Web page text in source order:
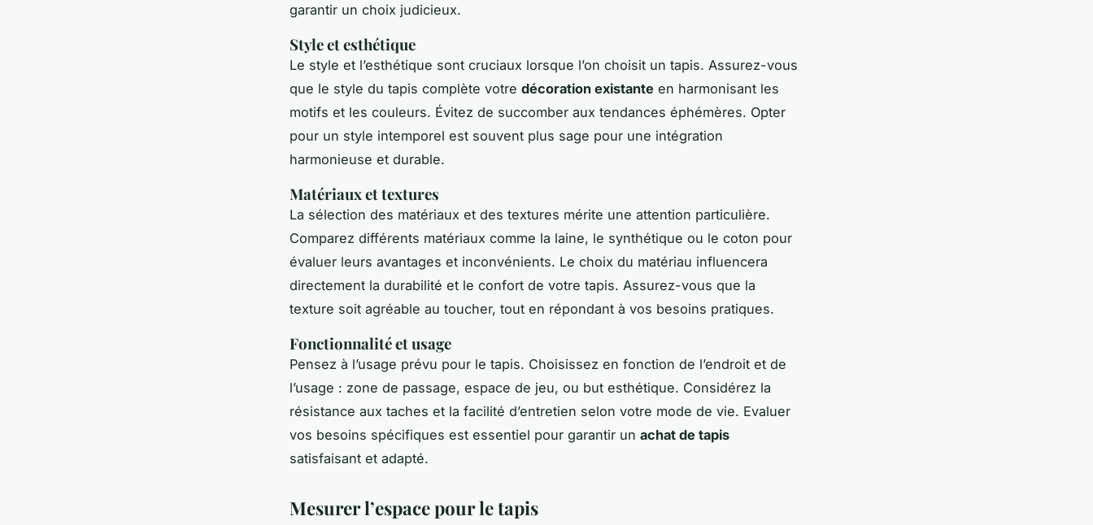
garantir un choix judicieux.
Style et esthétique
Le style et l’esthétique sont cruciaux lorsque l’on choisit un tapis. Assurez-vous
que le style du tapis complète votre décoration existante en harmonisant les
motifs et les couleurs. Évitez de succomber aux tendances éphémères. Opter
pour un style intemporel est souvent plus sage pour une intégration
harmonieuse et durable.
Matériaux et textures
La sélection des matériaux et des textures mérite une attention particulière.
Comparez différents matériaux comme la laine, le synthétique ou le coton pour
évaluer leurs avantages et inconvénients. Le choix du matériau influencera
directement la durabilité et le confort de votre tapis. Assurez-vous que la
texture soit agréable au toucher, tout en répondant à vos besoins pratiques.
Fonctionnalité et usage
Pensez à l’usage prévu pour le tapis. Choisissez en fonction de l’endroit et de
l’usage : zone de passage, espace de jeu, ou but esthétique. Considérez la
résistance aux taches et la facilité d’entretien selon votre mode de vie. Evaluer
vos besoins spécifiques est essentiel pour garantir un achat de tapis
satisfaisant et adapté.
Mesurer l’espace pour le tapis